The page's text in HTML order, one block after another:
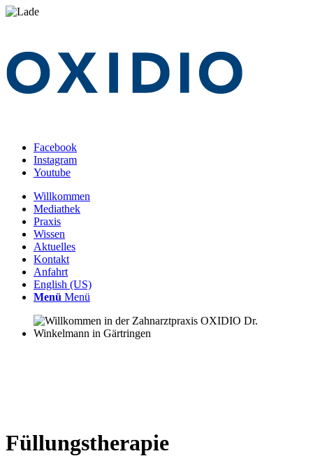
Facebook
Instagram
Youtube
Willkommen
Mediathek
Praxis
Wissen
Aktuelles
Kontakt
Anfahrt
English (US)
Menü Menü
Füllungstherapie